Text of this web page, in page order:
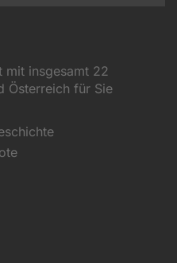
mit insgesamt 22
Österreich für Sie